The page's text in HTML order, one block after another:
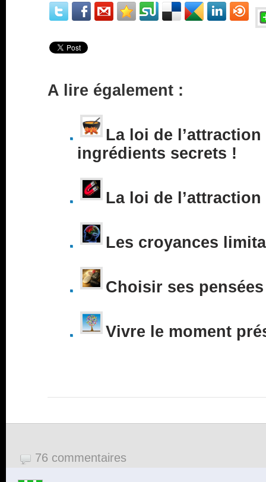
A lire également :
La loi de l’attraction
ingrédients secrets !
La loi de l’attraction
Les croyances
Choisir ses pensées
Vivre le moment
76 commentaires